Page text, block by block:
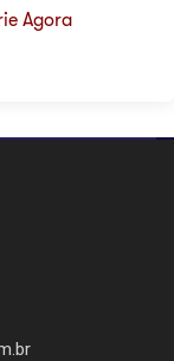
Agora